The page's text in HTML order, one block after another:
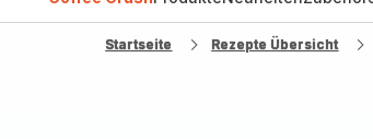
Startseite Rezepte Übersicht